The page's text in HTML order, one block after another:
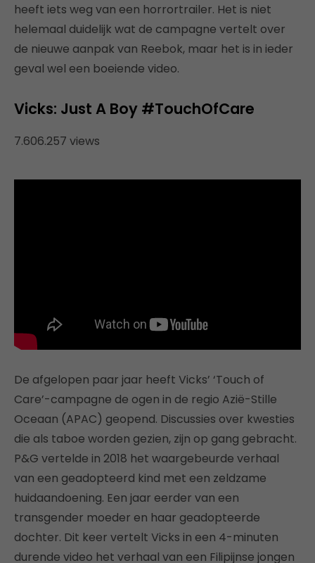
heeft iets weg van een horrortrailer. Het is niet
helemaal duidelijk wat de campagne vertelt over
de nieuwe aanpak van Reebok, maar het is in ieder
geval wel een boeiende video.
Vicks: Just A Boy #TouchOfCare
7.606.257 views
De afgelopen paar jaar heeft Vicks’ ‘Touch of
Care’-campagne de ogen in de regio Azië-Stille
Oceaan (APAC) geopend. Discussies over kwesties
die als taboe worden gezien, zijn op gang gebracht.
P&G vertelde in 2018 het waargebeurde verhaal
van een geadopteerd kind met een zeldzame
huidaandoening. Een jaar eerder van een
transgender moeder en haar geadopteerde
dochter. Dit keer vertelt Vicks in een 4-minuten
durende video het verhaal van een Filipijnse jongen